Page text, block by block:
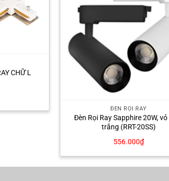
CHỮ L
ĐÈN RỌI RAY
Đèn Rọi Ray Sapphire 20W,
trắng (RRT-20SS)
556.000₫